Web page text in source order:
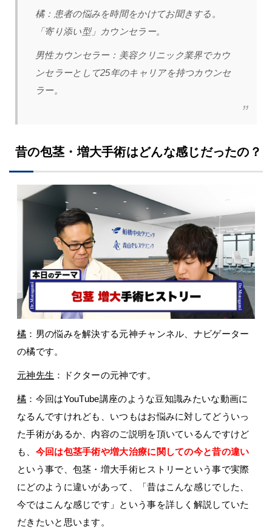
橘： 患者の悩みを時間をかけてお聞きする。
「寄り添い型」カウンセラー。
男性カウンセラー： 美容クリニック業界でカウ
ンセラーとして25年のキャリアを持つカウンセ
ラー。
昔の包茎・増大手術はどんな感じだったの？
橘 ：男の悩みを解決する元神チャンネル、ナビゲーター
の橘です。
元神先生 ：ドクターの元神です。
橘 ：今回はYouTube講座のような豆知識みたいな動画に
なるんですけれども、いつもはお悩みに対してどういっ
た手術があるか、内容のご説明を頂いているんですけど
も、 今回は包茎手術や増大治療に関しての今と昔の違い
という事で、包茎・増大手術ヒストリーという事で実際
にどのように違いがあって、「昔はこんな感じでした、
今ではこんな感じです」という事を詳しく解説していた
だきたいと思います。